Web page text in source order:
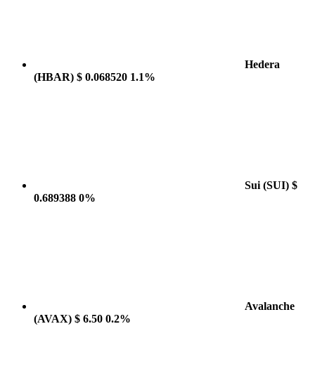
Hedera
(HBAR) $ 0.068520 1.1%
Sui (SUI) $
0.689388 0%
Avalanche
(AVAX) $ 6.50 0.2%